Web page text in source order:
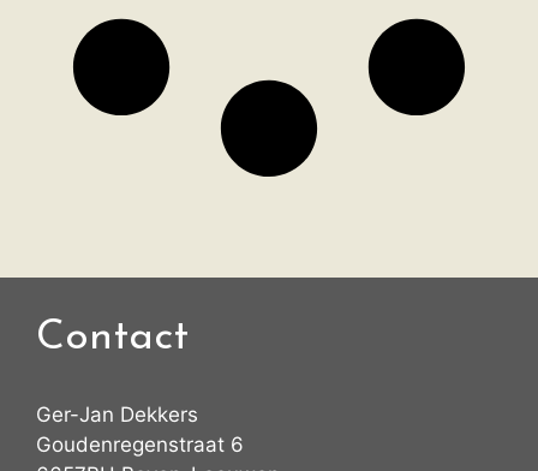
Contact
Ger-Jan Dekkers
Goudenregenstraat 6